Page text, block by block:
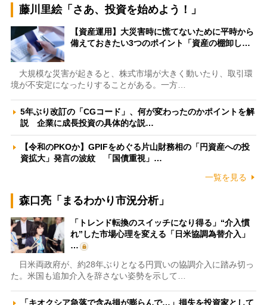
藤川里絵「さあ、投資を始めよう！」
【資産運用】大災害時に慌てないために平時から
備えておきたい3つのポイント「資産の棚卸し…
大規模な災害が起きると、株式市場が大きく動いたり、取引環
境が不安定になったりすることがある。一方…
5年ぶり改訂の「CGコード」、何が変わったのかポイントを解
説 企業に成長投資の具体的な説…
【令和のPKOか】GPIFをめぐる片山財務相の「円資産への投
資拡大」発言の波紋 「国債重視」…
一覧を見る
森口亮「まるわかり市況分析」
「トレンド転換のスイッチになり得る」“介入慣
れ”した市場心理を変える「日米協調為替介入」
…
日米両政府が、約28年ぶりとなる円買いの協調介入に踏み切っ
た。米国も追加介入を辞さない姿勢を示して…
「キオクシア急落で含み損が膨らんで…」損失を投資家として